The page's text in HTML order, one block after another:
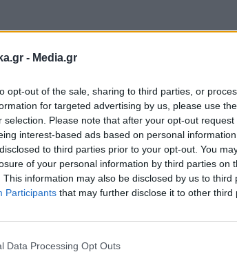
- Media.gr
opt-out of the sale, sharing to third parties, or
for targeted advertising by us, please use
selection. Please note that after your opt-out
interest-based ads based on personal
to third parties prior to your opt-out. You
of your personal information by third parties on
This information may also be disclosed by us to third
Participants that may further disclose it to other third
Data Processing Opt Outs
μας στο
newsletter